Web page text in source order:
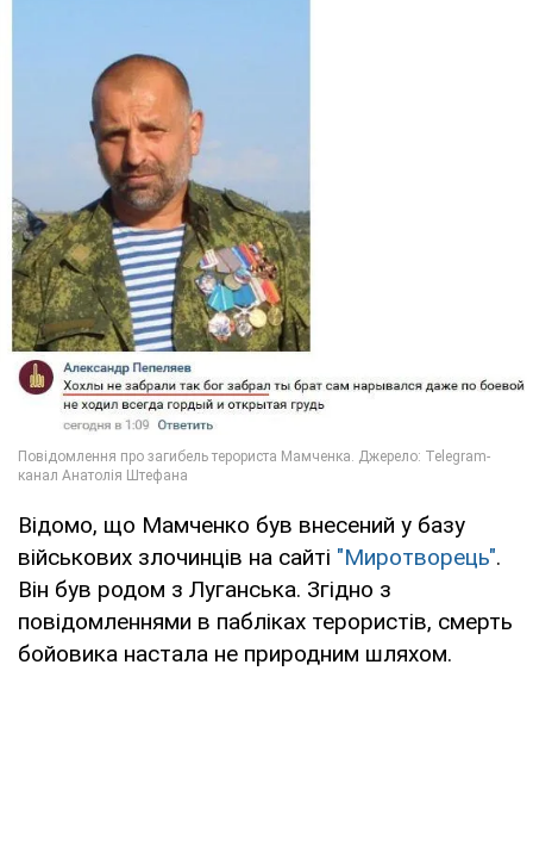
Відомо, що Мамченко був внесений у базу
військових злочинців на сайті "Миротворець".
Він був родом з Луганська. Згідно з
повідомленнями в пабліках терористів, смерть
бойовика настала не природним шляхом.